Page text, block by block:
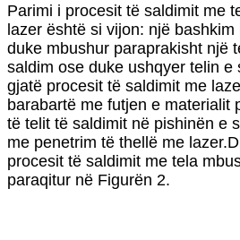
Parimi i procesit të saldimit me
lazer është si vijon: një
duke mbushur paraprakisht një
saldim ose duke ushqyer telin e
gjatë procesit të saldimit me
barabartë me futjen e materialit
të telit të saldimit në pishinën e
me penetrim të thellë me
procesit të saldimit me tela
paraqitur në Figurën 2.